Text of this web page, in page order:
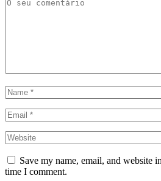
Save my name, email, and website
time I comment.